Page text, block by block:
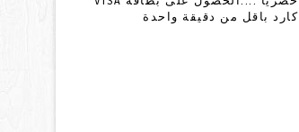
كارد باقل من دقيقة واحدة